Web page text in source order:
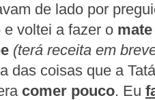
de lado por
voltei a fazer o
(terá receita em
das coisas que a
comer pouco. Eu